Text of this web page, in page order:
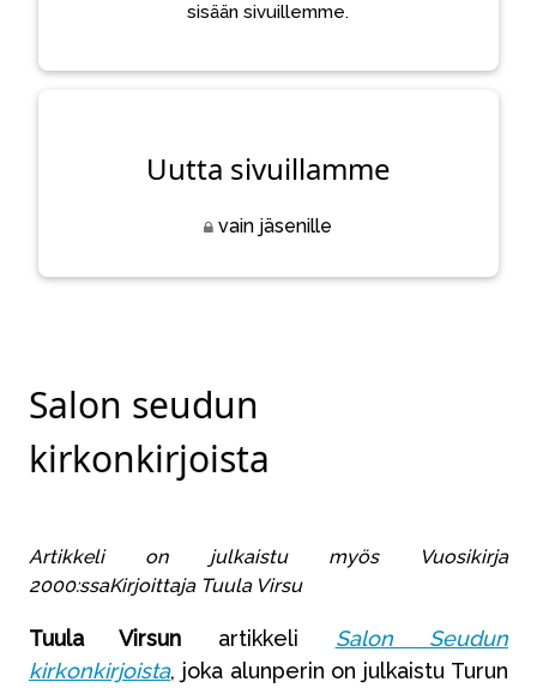
sisään sivuillemme.
Uutta sivuillamme
vain jäsenille
Salon seudun
kirkonkirjoista
Artikkeli on julkaistu myös Vuosikirja
2000:ssaKirjoittaja Tuula Virsu
Tuula Virsun artikkeli Salon Seudun
kirkonkirjoista, joka alunperin on julkaistu Turun